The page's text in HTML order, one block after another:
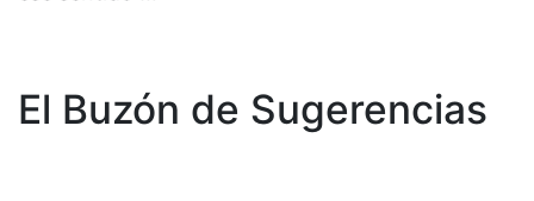
El Buzón de Sugerencias